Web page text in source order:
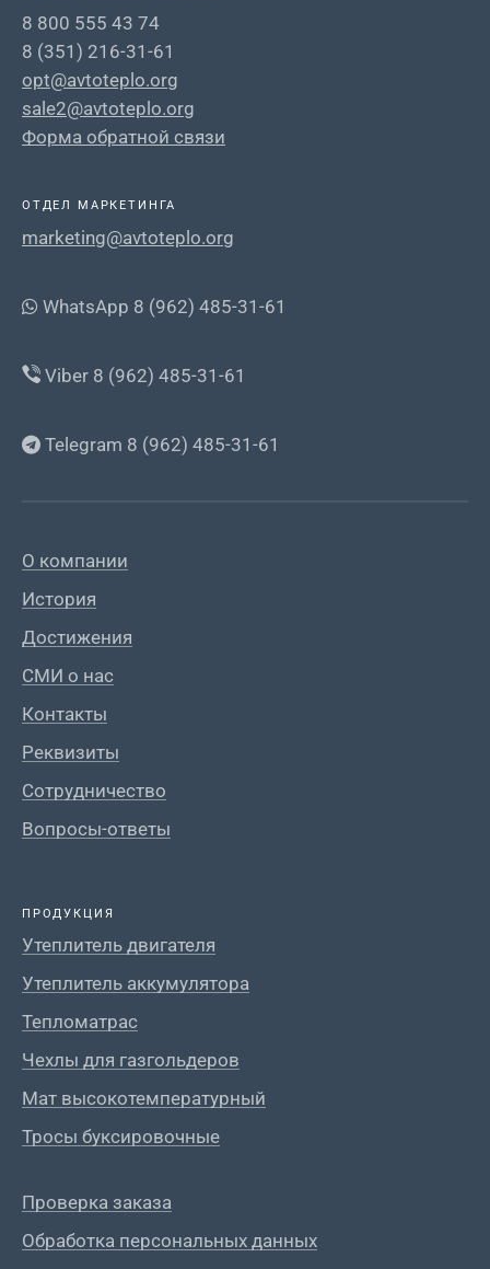
8 800 555 43 74
8 (351) 216-31-61
opt@avtoteplo.org
sale2@avtoteplo.org
Форма обратной связи
ОТДЕЛ МАРКЕТИНГА
marketing@avtoteplo.org
WhatsApp 8 (962) 485-31-61
Viber 8 (962) 485-31-61
Telegram 8 (962) 485-31-61
О компании
История
Достижения
СМИ о нас
Контакты
Реквизиты
Сотрудничество
Вопросы-ответы
ПРОДУКЦИЯ
Утеплитель двигателя
Утеплитель аккумулятора
Тепломатрас
Чехлы для газгольдеров
Мат высокотемпературный
Тросы буксировочные
Проверка заказа
Обработка персональных данных